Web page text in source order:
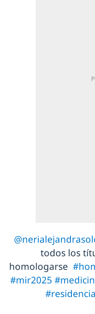
todos los
homologarse
#mir2025